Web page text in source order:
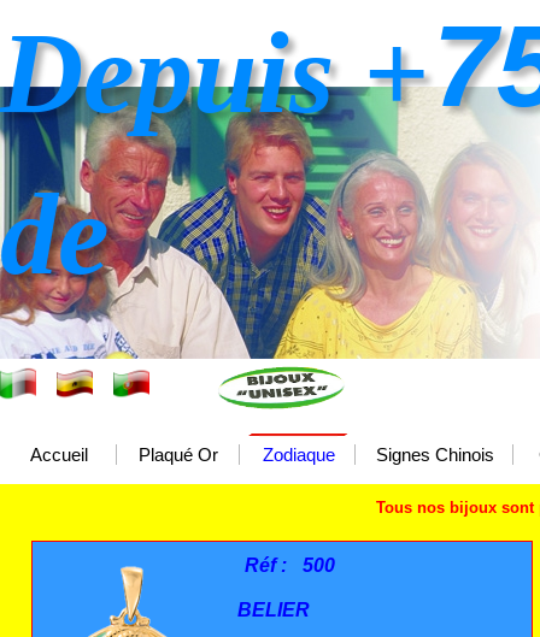
Accueil Plaqué Or Zodiaque Signes Chinois
Depuis +
de
Tous nos bijoux sont
Réf : 500
BELIER